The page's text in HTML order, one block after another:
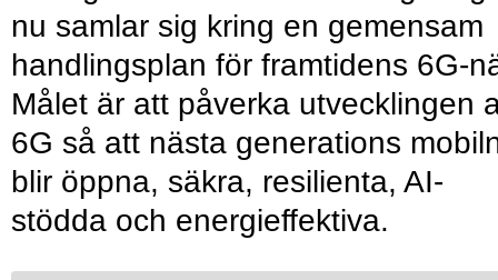
nu samlar sig kring en gemensam
handlingsplan för framtidens 6G-
Målet är att påverka utvecklingen
6G så att nästa generations
blir öppna, säkra, resilienta, AI-
stödda och energieffektiva.